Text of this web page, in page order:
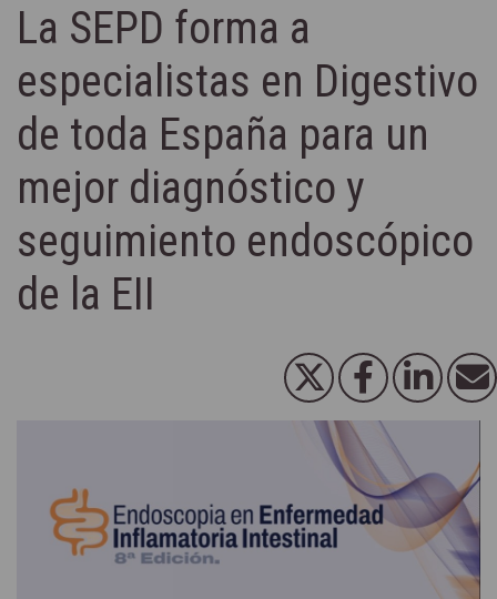
La SEPD forma a
especialistas en Digestivo
de toda España para un
mejor diagnóstico y
seguimiento endoscópico
de la EII